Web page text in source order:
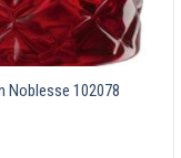
Noblesse 102078